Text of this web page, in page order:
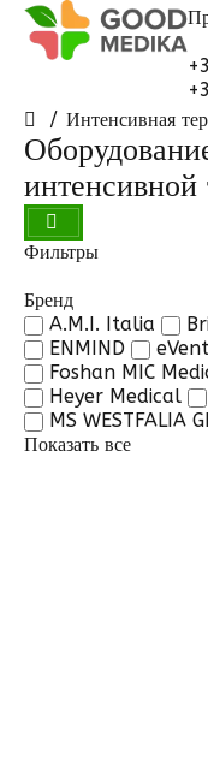
Интенсивная
интенсивной
Фильтры
Бренд
A.M.I. Italia
ENMIND
Foshan MIC
Heyer Medical
MS WESTFALIA
Показать все